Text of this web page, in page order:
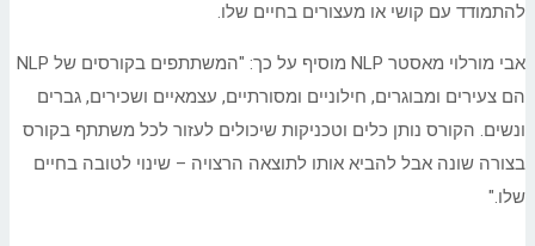
להתמודד עם קושי או מעצורים בחיים שלו.
אבי מורלוי מאסטר NLP מוסיף על כך: "המשתתפים בקורסים של NLP
הם צעירים ומבוגרים, חילוניים ומסורתיים, עצמאיים ושכירים, גברים
ונשים. הקורס נותן כלים וטכניקות שיכולים לעזור לכל משתתף בקורס
בצורה שונה אבל להביא אותו לתוצאה הרצויה – שינוי לטובה בחיים
שלו."